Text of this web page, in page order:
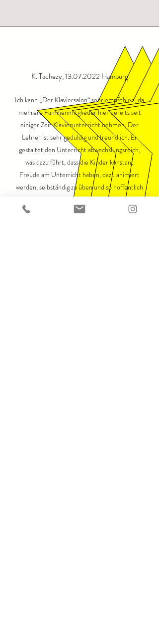
K. Tachezy,13.07.2022 Hamburg
Ich kann „Der Klaviersalon“ sehr empfehlen, da
mehrere Familienmitglieder hier bereits seit
einiger Zeit Klavierunterricht nehmen. Der
Lehrer ist sehr geduldig und freundlich. Er
gestaltet den Unterricht abwechslungsreich,
was dazu führt, dass die Kinder konstant
Freude am Unterricht haben, dazu animiert
werden, selbständig zu üben und so hoffentlich
auch langfristig ihre Freude am Klavierspiel
aufrecht erhalten werden. Vielen Dank!